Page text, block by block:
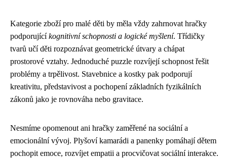
Kategorie zboží pro malé děti by měla vždy zahrnovat hračky
podporujícíkognitivní schopnosti a logické myšlení. Třídičky
tvarů učí děti rozpoznávat geometrické útvary a chápat
prostorové vztahy. Jednoduché puzzle rozvíjejí schopnost řešit
problémy a trpělivost. Stavebnice a kostky pak podporují
kreativitu, představivost a pochopení základních fyzikálních
zákonů jako je rovnováha nebo gravitace.
Nesmíme opomenout ani hračky zaměřené na sociální a
emocionální vývoj. Plyšoví kamarádi a panenky pomáhají dětem
pochopit emoce, rozvíjet empatii a procvičovat sociální interakce.